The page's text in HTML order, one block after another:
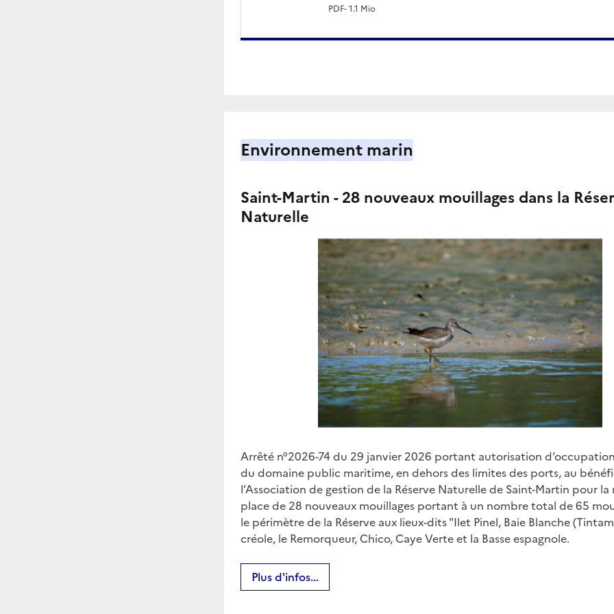
PDF- 1.1 Mio
Environnement marin
Saint-Martin - 28 nouveaux mouillages dans la
Naturelle
Arrêté n°2026-74 du 29 janvier 2026 portant autorisation
du domaine public maritime, en dehors des limites des ports, au
l’Association de gestion de la Réserve Naturelle de Saint-Martin pour la
place de 28 nouveaux mouillages portant à un nombre total de 65
le périmètre de la Réserve aux lieux-dits "Ilet Pinel, Baie Blanche
créole, le Remorqueur, Chico, Caye Verte et la Basse espagnole.
Plus d'infos...